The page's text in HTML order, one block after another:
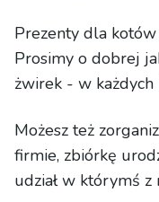
Prezenty dla
Prosimy o dobrej
żwirek - w każdych
Możesz też
firmie, zbiórkę
udział w którymś z